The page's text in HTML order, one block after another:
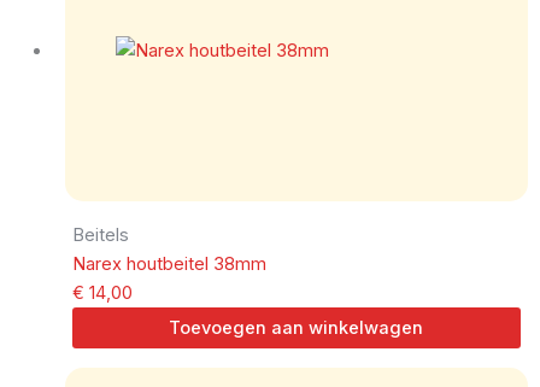
Beitels
Narex houtbeitel 38mm
€ 14,00
Toevoegen aan winkelwagen